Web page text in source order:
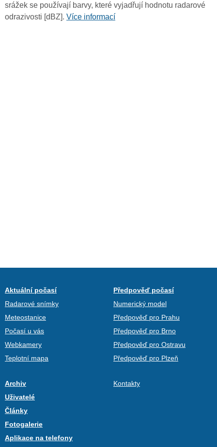
srážek se používají barvy, které vyjadřují hodnotu radarové
odrazivosti [dBZ]. Více informací
Aktuální počasí
Radarové snímky
Meteostanice
Počasí u vás
Webkamery
Teplotní mapa
Předpověď počasí
Numerický model
Předpověď pro Prahu
Předpověď pro Brno
Předpověď pro Ostravu
Předpověď pro Plzeň
Archiv
Uživatelé
Články
Fotogalerie
Aplikace na telefony
Kontakty